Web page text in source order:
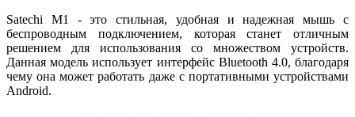
Satechi M1 - это стильная, удобная и надежная мышь с
беспроводным подключением, которая станет отличным
решением для использования со множеством устройств.
Данная модель использует интерфейс Bluetooth 4.0, благодаря
чему она может работать даже с портативными устройствами
Android.